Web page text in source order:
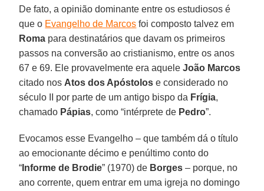
De fato, a opinião dominante entre os estudiosos é
que o Evangelho de Marcos foi composto talvez em
Roma para destinatários que davam os primeiros
passos na conversão ao cristianismo, entre os anos
67 e 69. Ele provavelmente era aqueleJoão Marcos
citado nos Atos dos Apóstolos e considerado no
século II por parte de um antigo bispo da Frígia,
chamado Pápias, como “intérprete de Pedro”.
Evocamos esse Evangelho – que também dá o título
ao emocionante décimo e penúltimo conto do
“ Informe de Brodie” (1970) de Borges – porque, no
ano corrente, quem entrar em uma igreja no domingo